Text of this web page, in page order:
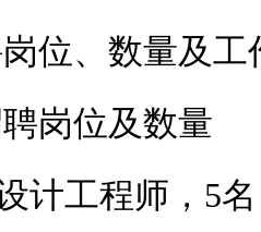
岗位、数量及
聘岗位及数量
计工程师，5